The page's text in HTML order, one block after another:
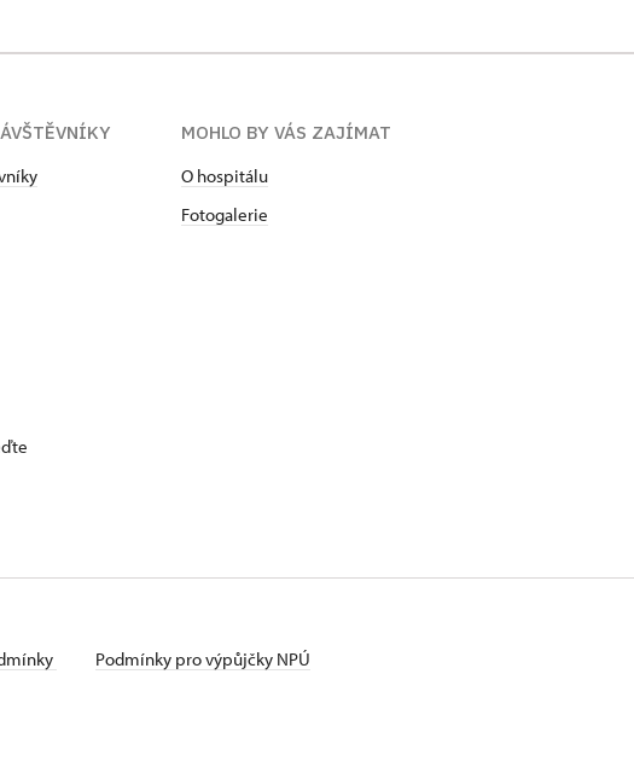
MOHLO BY VÁS ZAJÍMAT
O hospitálu
Fotogalerie
Podmínky pro výpůjčky NPÚ